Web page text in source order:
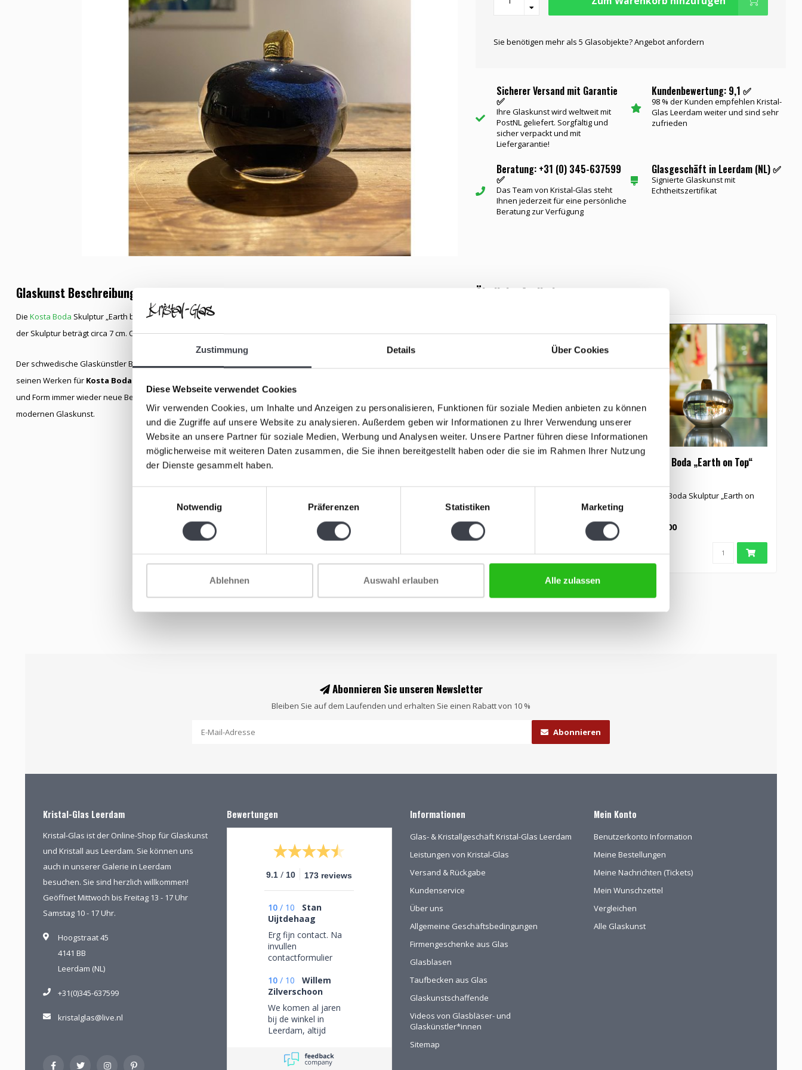
Zustimmung Details Über Cookies
Diese Webseite verwendet Cookies
Wir verwenden Cookies, um Inhalte und Anzeigen zu personalisieren, Funktionen für soziale Medien anbieten zu können
und die Zugriffe auf unsere Website zu analysieren. Außerdem geben wir Informationen zu Ihrer Verwendung unserer
Website an unsere Partner für soziale Medien, Werbung und Analysen weiter. Unsere Partner führen diese Informationen
möglicherweise mit weiteren Daten zusammen, die Sie ihnen bereitgestellt haben oder die sie im Rahmen Ihrer Nutzung
der Dienste gesammelt haben.
Notwendig
Präferenzen Statistiken Marketing
Ablehnen Auswahl erlauben Alle zulassen
Sie benötigen mehr als 5 Glasobjekte? Angebot anfordern
Sicherer Versand mit Garantie
✅
Ihre Glaskunst wird weltweit mit
PostNL geliefert. Sorgfältig und
sicher verpackt und mit
Liefergarantie!
Kundenbewertung: 9,1 ✅
98 % der Kunden empfehlen Kristal-
Glas Leerdam weiter und sind sehr
zufrieden
Beratung: +31 (0) 345-637599
✅
Das Team von Kristal-Glas steht
Ihnen jederzeit für eine persönliche
Beratung zur Verfügung
Glasgeschäft in Leerdam (NL) ✅
Signierte Glaskunst mit
Echtheitszertifikat
Glaskunst Beschreibung
Die Kosta Boda Skulptur „Earth by Midnight“ besteht aus reinem Kristall und wurde von Bertil Vallien entworfen. Die Höhe
der Skulptur beträgt circa 7 cm. Oben auf der Skulptur befindet sich ein goldenes Kristallhaus.
Der schwedische Glaskünstler Bertil Vallien ist weltweit für seine tiefgründigen, symbolträchtigen Skulpturen bekannt. In
seinen Werken für Kosta Boda
und Form immer wieder neue Bedeutungsebenen offenbaren. Diese Skulpturen gelten international als Ikonen der
modernen Glaskunst.
Ähnliche Artikel
Kosta Boda „Earth on Top“
Kosta Boda Skulptur „Earth on
€149,00
Abonnieren Sie unseren Newsletter
Bleiben Sie auf dem Laufenden und erhalten Sie einen Rabatt von 10 %
Abonnieren
Kristal-Glas Leerdam
Kristal-Glas ist der Online-Shop für Glaskunst
und Kristall aus Leerdam. Sie können uns
auch in unserer Galerie in Leerdam
besuchen. Sie sind herzlich willkommen!
Geöffnet Mittwoch bis Freitag 13 - 17 Uhr
Samstag 10 - 17 Uhr.
Hoogstraat 45
4141 BB
Leerdam (NL)
+31(0)345-637599
kristalglas@live.nl
Bewertungen
9.1 / 10 173 reviews
10 / 10
Stan
Uijtdehaag
Erg fijn contact. Na
invullen
contactformulier
persoonlijke wensen
besproken. Afspraak
gemaakt om in de
winkel de objecten te
bekijken en de
mogelijkheden
vorm te geven.
10 / 10
Willem
Zilverschoon
We komen al jaren
bij de winkel in
Leerdam, altijd
waar we een aantal
van gekocht hebben.
Informationen
Glas- & Kristallgeschäft Kristal-Glas Leerdam
Leistungen von Kristal-Glas
Versand & Rückgabe
Kundenservice
Über uns
Allgemeine Geschäftsbedingungen
Firmengeschenke aus Glas
Glasblasen
Taufbecken aus Glas
Glaskunstschaffende
Videos von Glasbläser- und
Glaskünstler*innen
Sitemap
Mein Konto
Benutzerkonto Information
Meine Bestellungen
Meine Nachrichten (Tickets)
Mein Wunschzettel
Vergleichen
Alle Glaskunst